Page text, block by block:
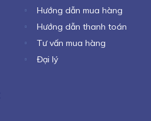
Hướng dẫn mua hàng
Hướng dẫn thanh toán
Tư vấn mua hàng
Đại lý